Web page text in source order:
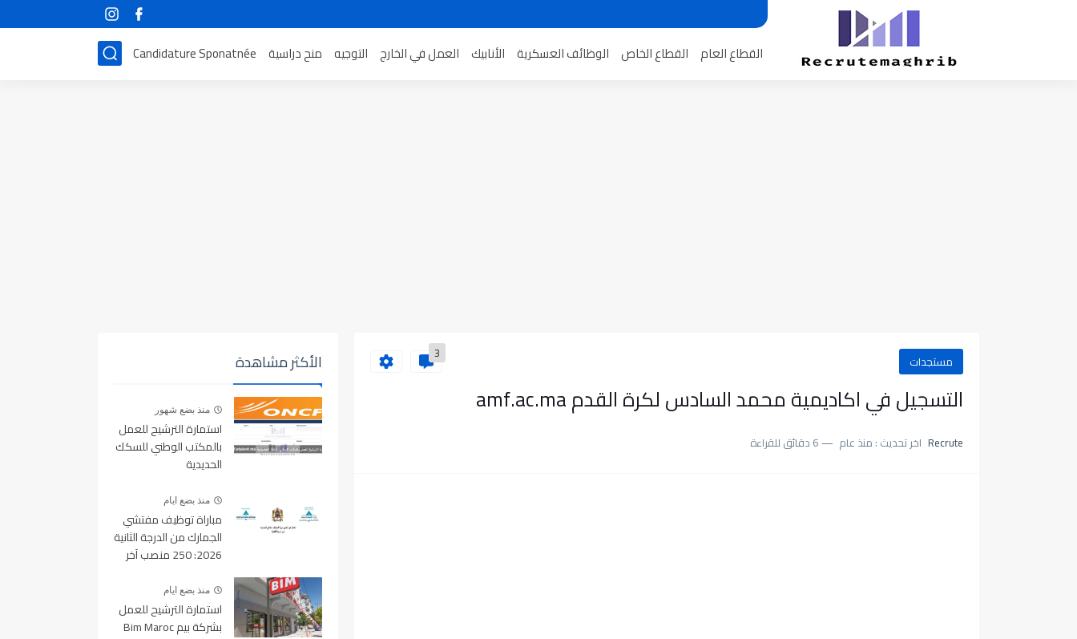
القطاع العام القطاع الخاص الوظائف العسكرية الأنابيك العمل في الخارج التوجيه منح دراسية Candidature Sponatnée
مستجدات 3
التسجيل في اكاديمية محمد السادس لكرة القدم amf.ac.ma
Recrute اخر تحديث : منذ عام 6 دقائق للقراءة
الأكثر مشاهدة
منذ بضع شهور
استمارة الترشيح للعمل
بالمكتب الوطني للسكك
الحديدية
منذ بضع ايام
مباراة توظيف مفتشي
الجمارك من الدرجة الثانية
2026: 250 منصب آخر
2026منذ بضع ايام
استمارة الترشيح للعمل
بشركة بيم Bim Maroc